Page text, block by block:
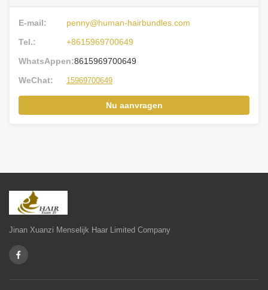
E-mail:
penny@human-hairbundles.com
Tel.:
+8615969700649
WhatsAppen:8615969700649
WeChat:
15969700649
Nu aanvragen
Jinan Xuanzi Menselijk Haar Limited Company